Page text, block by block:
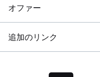
オファー
追加のリンク